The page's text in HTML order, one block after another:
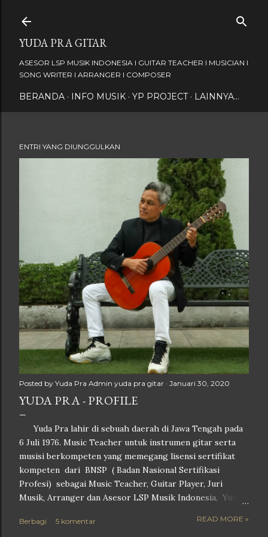
YUDA PRA GITAR
ASESOR LSP MUSIK INDONESIA I GUITAR TEACHER I MUSICIAN I
SONG WRITER I ARRANGER I COMPOSER
BERANDA INFO MUSIK YP PROJECT LAINNYA…
ENTRI YANG DIUNGGULKAN
Posted by Yuda Pra Admin yuda pra gitar Januari 30, 2020
YUDA PRA - PROFILE
Yuda Pra lahir di sebuah daerah di Jawa Tengah pada
6 Juli 1976. Music Teacher untuk instrumen gitar serta
musisi berkompeten yang memegang lisensi sertifikat
kompeten dari BNSP ( Badan Nasional Sertifikasi
Profesi) sebagai Music Teacher, Guitar Player, Juri
Musik, Arranger dan Asesor LSP Musik Indonesia, Yuda
sebuah Universitas swasta di Kota Semarang,
Berbagi 5 komentar READ MORE »